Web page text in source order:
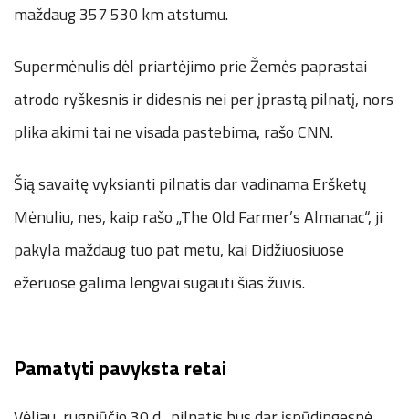
maždaug 357 530 km atstumu.
Supermėnulis dėl priartėjimo prie Žemės paprastai
atrodo ryškesnis ir didesnis nei per įprastą pilnatį, nors
plika akimi tai ne visada pastebima, rašo CNN.
Šią savaitę vyksianti pilnatis dar vadinama Eršketų
Mėnuliu, nes, kaip rašo „The Old Farmer’s Almanac“, ji
pakyla maždaug tuo pat metu, kai Didžiuosiuose
ežeruose galima lengvai sugauti šias žuvis.
Pamatyti pavyksta retai